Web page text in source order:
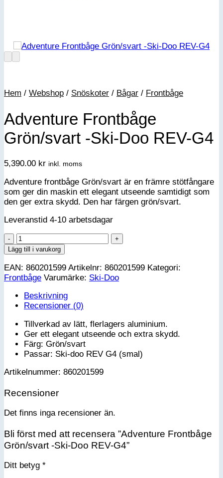
Hem / Webshop / Snöskoter / Bågar / Frontbåge
Adventure Frontbåge
Grön/svart -Ski-Doo REV-G4
5,390.00 kr inkl. moms
Adventure frontbåge Grön/svart är en främre stötfångare
som ger din maskin ett elegant utseende samtidigt som
den ger extra skydd. Den har färgen grön/svart.
Leveranstid 4-10 arbetsdagar
Adventure
Frontbåge
Grön/svart
-
Ski-
REV-
G4
Lägg till i varukorg
EAN: 860201599 Artikelnr: 860201599 Kategori:
Frontbåge Varumärke: Ski-Doo
Beskrivning
Recensioner (0)
Tillverkad av lätt, flerlagers aluminium.
Ger ett elegant utseende och extra skydd.
Färg: Grön/svart
Passar: Ski-doo REV G4 (smal)
Artikelnummer: 860201599
Recensioner
Det finns inga recensioner än.
Bli först med att recensera ”Adventure Frontbåge
Grön/svart -Ski-Doo REV-G4”
Ditt betyg *